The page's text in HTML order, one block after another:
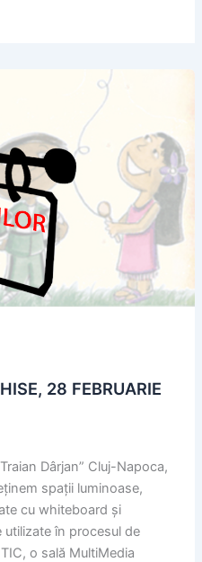
28 FEBRUARIE
Dârjan” Cluj-Napoca,
spații luminoase,
cu whiteboard și
în procesul de
o sală MultiMedia